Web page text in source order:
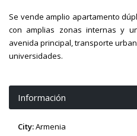
Se vende amplio apartamento
con amplias zonas internas y
avenida principal, transporte
universidades.
Información
City:Armenia